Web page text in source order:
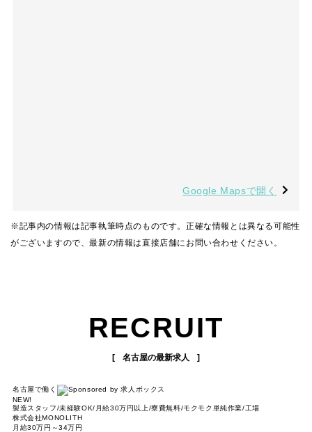
Google Mapsで開く
※記事内の情報は記事執筆時点のものです。正確な情報とは異なる可能性
がございますので、最新の情報は直接店舗にお問い合わせください。
RECRUIT
名古屋の最新求人
名古屋で働く
NEW!
製造スタッフ/未経験OK/月給30万円以上/寮費無料/モクモク単純作業/工場
株式会社MONOLITH
月給30万円～34万円